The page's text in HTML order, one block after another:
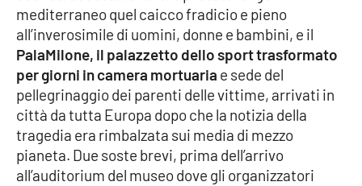
Venti di comunicazione
STREAMING
LaC TV
LaC Network
mediterraneo quel caicco fradicio e pieno
all’inverosimile di uomini, donne e bambini, e il
PalaMilone, il palazzetto dello sport trasformato
per giorni in camera mortuaria e sede del
pellegrinaggio dei parenti delle vittime, arrivati in
città da tutta Europa dopo che la notizia della
tragedia era rimbalzata sui media di mezzo
pianeta. Due soste brevi, prima dell’arrivo
all’auditorium del museo dove gli organizzatori